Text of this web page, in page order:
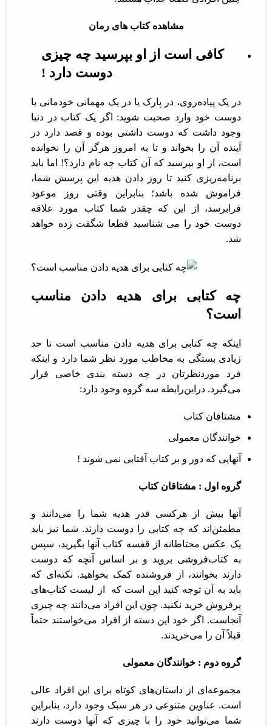
مشاهده کتاب های رمان
کافی است از او بپرسید چه چیزی
دوست دارد !
در یک پیاده‌روی، در پارک یا در یک مهمانی خودمانی با
دوست خود وارد صحبت شوید: اگر یک کتاب در دنیا
وجود داشت که دوست داشتی بوده و قصد دارد در
آینده آن را بخواند و تا به امروز هرگز آن را نخوانده
است، از او بپرسید که آن کتاب چه نام دارد؟! اما باید
برنامه‌ریزی کنید تا روز دادن هدیه این پرسش شما،
فراموش شده باشد؛ بنابراین وقتی روز موعود
فرابرسد، از این که چقدر شما کتاب مورد علاقه
دوست خود را می شناسید قطعا شگفت زده خواهد
شد.
چه کتابی برای هدیه دادن مناسب
است؟
اینکه چه کتابی برای هدیه دادن مناسب است تا حد
زیادی بستگی به مخاطب مورد نظر شما دارد و اینکه
فرد موردنظرتان در چه دسته بندی خاصی قرار
می‌گیرد. دراین‌رابطه سه گروه وجود دارد:
مشتافان کتاب
خوانندگان معمولی
آنهایی که دور و بر کتاب آفتابی نمی شوند !
گروه اول : مشتاقان کتاب
آنها بیش از هرکسی قدر هدیه شما را می‌دانند و
مطمئن‌اند که چه کتابی را دوست دارند. شما نیز باید
یک عکس محتاطانه از قفسه کتاب آنها بگیرید، سپس
به کتاب‌فروشی بروید و بر اساس آنچه که دوست
دارند بخوانند، از فروشنده کمک بخواهید. نکته‌ای که
باید به آن توجه کنید این است که از لیست کتاب‌های
پرفروش خرید نکنید. چون این افراد می‌دانند چه چیزی
آنجاست. اگر خود این دسته از افراد می‌خواستند حتماً
قبلاً آن را می‌خریدند.
گروه دوم : خوانندگان معمولی
مجموعه‌ای از داستان‌های کوتاه برای این افراد عالی
است. عناوین متنوعی در هر سبک وجود دارد، بنابراین
شما می‌توانید خود را با چیزی که آنها دوست دارند